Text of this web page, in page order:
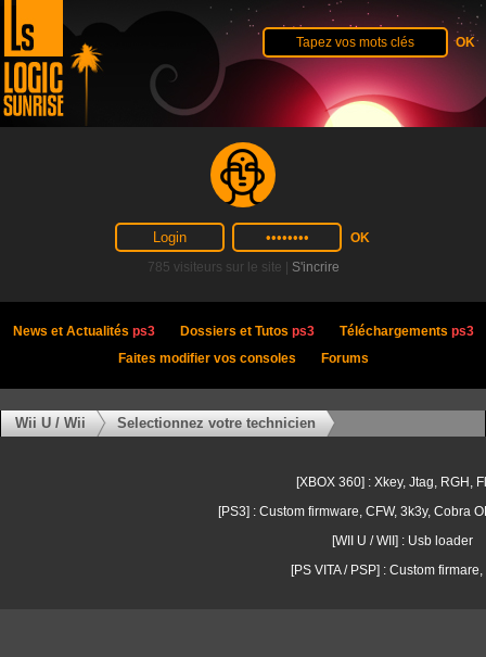
785 visiteurs sur le site | S'incrire
News et Actualités ps3 Dossiers et Tutos ps3 Téléchargements ps3
Faites modifier vos consoles
Forums
Wii U / Wii Selectionnez votre technicien
[XBOX 360] : Xkey, Jtag, RGH,
[PS3] : Custom firmware, CFW, 3k3y, Cobra
[WII U / WII] : Usb loader
[PS VITA / PSP] : Custom firmare,